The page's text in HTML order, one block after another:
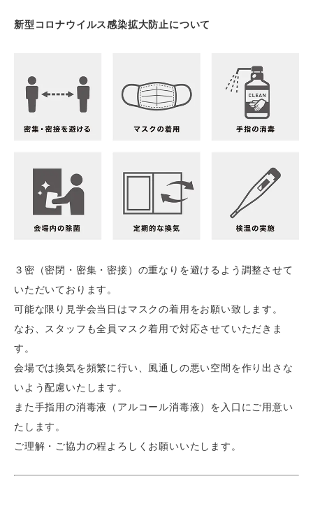
新型コロナウイルス感染拡大防止について
３密（密閉・密集・密接）の重なりを避けるよう調整させて
いただいております。
可能な限り見学会当日はマスクの着用をお願い致します。
なお、スタッフも全員マスク着用で対応させていただきま
す。
会場では換気を頻繁に行い、風通しの悪い空間を作り出さな
いよう配慮いたします。
また手指用の消毒液（アルコール消毒液）を入口にご用意い
たします。
ご理解・ご協力の程よろしくお願いいたします。